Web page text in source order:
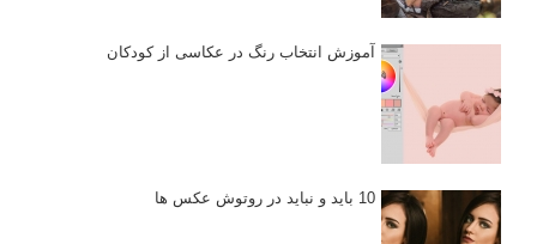
آموزش انتخاب رنگ در عکاسی از کودکان
10 باید و نباید در روتوش عکس ها